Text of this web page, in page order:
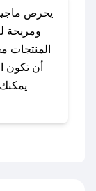
للحصول
يحرص
ومريحة
أن تكون